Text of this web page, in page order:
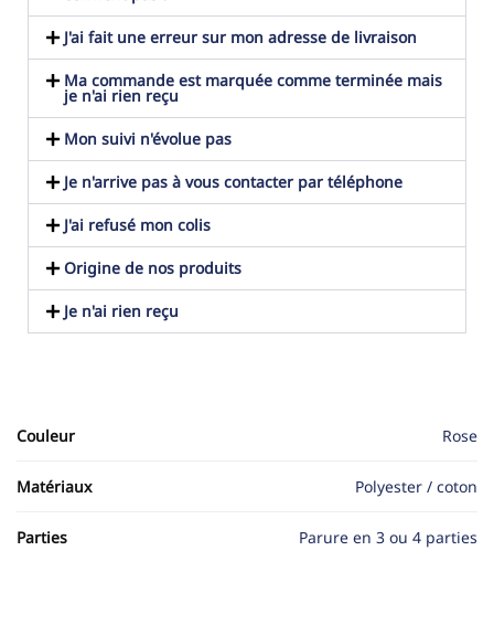
J'ai fait une erreur sur mon adresse de livraison
Ma commande est marquée comme terminée mais
je n'ai rien reçu
Mon suivi n'évolue pas
Je n'arrive pas à vous contacter par téléphone
J'ai refusé mon colis
Origine de nos produits
Je n'ai rien reçu
Couleur Rose
Matériaux Polyester / coton
Parties Parure en 3 ou 4 parties